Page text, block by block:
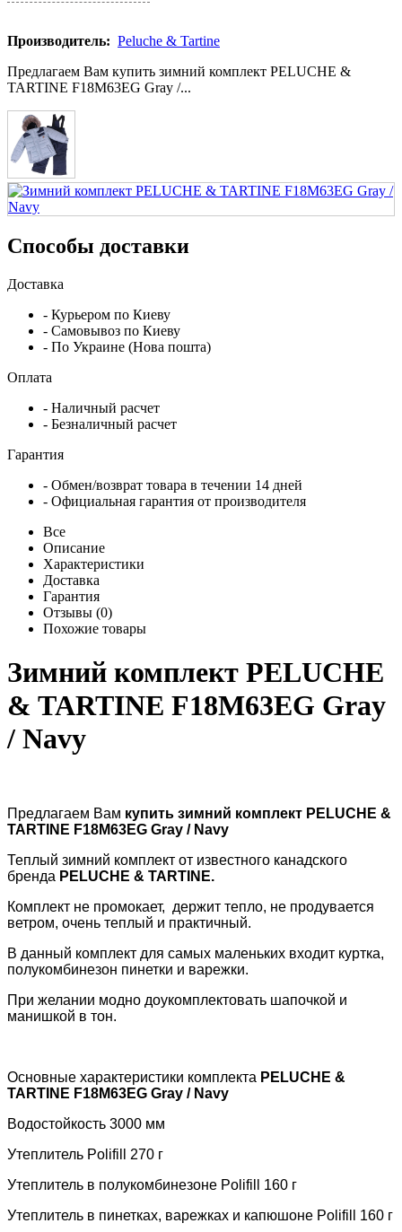
Производитель: Peluche & Tartine
Предлагаем Вам купить зимний комплект PELUCHE &
TARTINE F18M63EG Gray /...
Способы доставки
Доставка
- Курьером по Киеву
- Самовывоз по Киеву
- По Украине (Нова пошта)
Оплата
- Наличный расчет
- Безналичный расчет
Гарантия
- Обмен/возврат товара в течении 14 дней
- Официальная гарантия от производителя
Все
Описание
Характеристики
Доставка
Гарантия
Отзывы (0)
Похожие товары
Зимний комплект PELUCHE
& TARTINE F18M63EG Gray
/ Navy
Предлагаем Вам купить зимний комплект PELUCHE &
TARTINE F18M63EG Gray / Navy
Теплый зимний комплект от известного канадского
бренда PELUCHE & TARTINE.
Комплект не промокает, держит тепло, не продувается
ветром, очень теплый и практичный.
В данный комплект для самых маленьких входит куртка,
полукомбинезон пинетки и варежки.
При желании модно доукомплектовать шапочкой и
манишкой в тон.
Основные характеристики комплекта PELUCHE &
TARTINE F18M63EG Gray / Navy
Водостойкость 3000 мм
Утеплитель Polifill 270 г
Утеплитель в полукомбинезоне Polifill 160 г
Утеплитель в пинетках, варежках и капюшоне Polifill 160 г